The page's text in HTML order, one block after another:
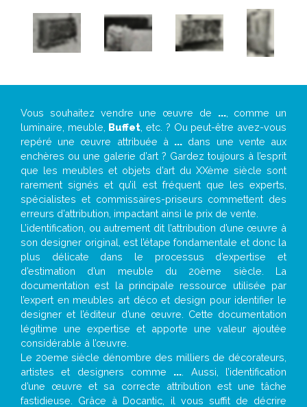
Vous souhaitez vendre une œuvre de ..., comme un
luminaire, meuble, Buffet , etc. ? Ou peut-être avez-vous
repéré une œuvre attribuée à ... dans une vente aux
enchères ou une galerie d’art ? Gardez toujours à l’esprit
que les meubles et objets d’art du XXème siècle sont
rarement signés et qu’il est fréquent que les experts,
spécialistes et commissaires-priseurs commettent des
erreurs d’attribution, impactant ainsi le prix de vente.
L’identification, ou autrement dit l’attribution d’une œuvre à
son designer original, est l’étape fondamentale et donc la
plus délicate dans le processus d’expertise et
d’estimation d’un meuble du 20ème siècle. La
documentation est la principale ressource utilisée par
l’expert en meubles art déco et design pour identifier le
designer et l’éditeur d’une œuvre. Cette documentation
légitime une expertise et apporte une valeur ajoutée
considérable à l’œuvre.
Le 20eme siècle dénombre des milliers de décorateurs,
artistes et designers comme ... . Aussi, l’identification
d’une œuvre et sa correcte attribution est une tâche
fastidieuse. Grâce à Docantic, il vous suffit de décrire